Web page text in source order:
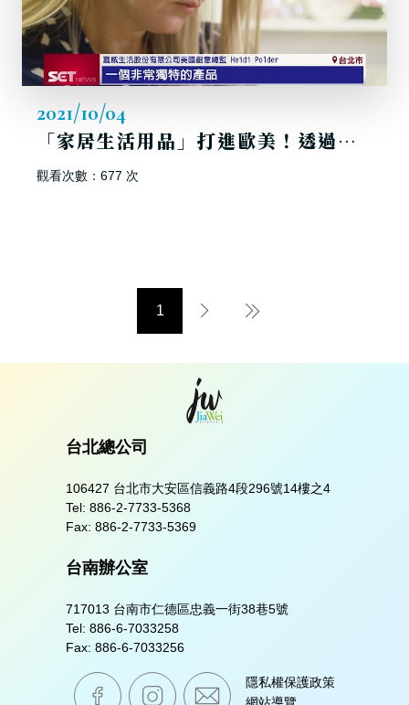
2021/10/04
「家居生活用品」打進歐美！透過參展開拓市場｜三立新聞台
觀看次數：677 次
1 下一頁最後一頁
台北總公司
106427 台北市大安區信義路4段296號14樓之4
Tel: 886-2-7733-5368
Fax: 886-2-7733-5369
台南辦公室
717013 台南市仁德區忠義一街38巷5號
Tel: 886-6-7033258
Fax: 886-6-7033256
嘉威生活臉書粉絲專業
嘉威生活instagram
mail
隱私權保護政策